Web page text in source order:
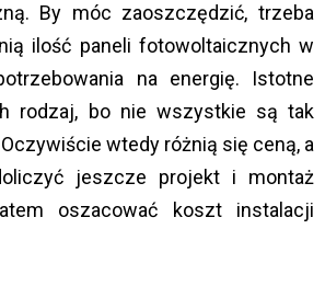
By móc zaoszczędzić, trzeba
ilość paneli fotowoltaicznych w
na energię. Istotne
rodzaj, bo nie wszystkie są tak
wtedy różnią się ceną, a
jeszcze projekt i montaż
oszacować koszt instalacji